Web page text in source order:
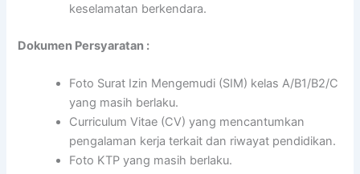
keselamatan berkendara.
Dokumen Persyaratan :
Foto Surat Izin Mengemudi (SIM) kelas A/B1/B2/C
yang masih berlaku.
Curriculum Vitae (CV) yang mencantumkan
pengalaman kerja terkait dan riwayat pendidikan.
Foto KTP yang masih berlaku.